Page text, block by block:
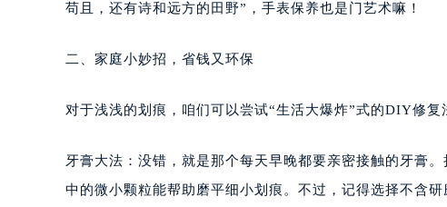
苟且，还有诗和远方的田野”，手表保养也是门艺术嘛！
二、家庭小妙招，省钱又环保
对于浅浅的划痕，咱们可以尝试“生活大爆炸”式的DIY修复
牙膏大法：没错，就是那个每天早晚都要亲密接触的牙膏
中的微小颗粒能帮助磨平细小划痕。不过，记得选择不含